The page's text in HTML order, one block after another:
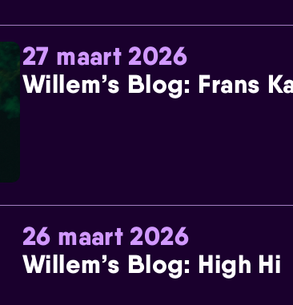
27 maart 2026
Willem’s Blog: Frans
26 maart 2026
Willem’s Blog: High Hi